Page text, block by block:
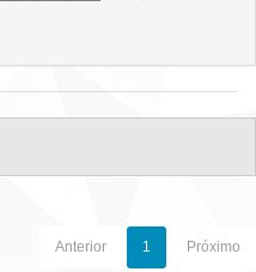
Anterior 1 Próximo